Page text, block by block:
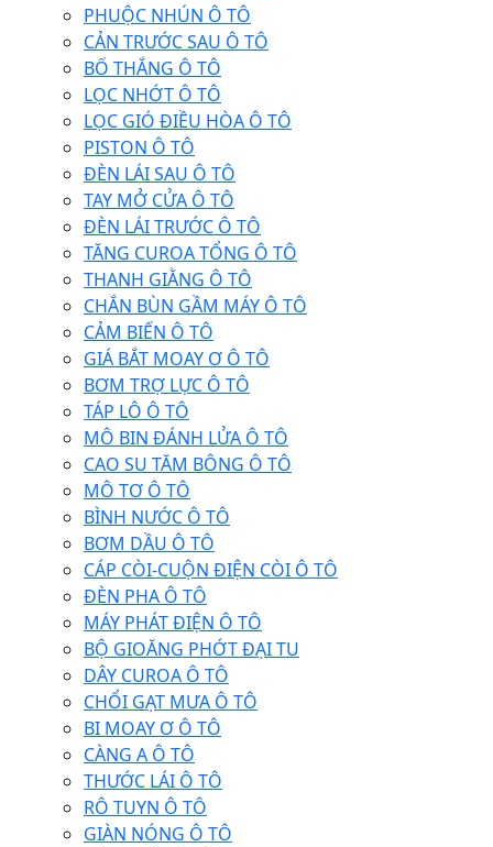
PHUỘC NHÚN Ô TÔ
CẢN TRƯỚC SAU Ô TÔ
BỐ THẮNG Ô TÔ
LỌC NHỚT Ô TÔ
LỌC GIÓ ĐIỀU HÒA Ô TÔ
PISTON Ô TÔ
ĐÈN LÁI SAU Ô TÔ
TAY MỞ CỬA Ô TÔ
ĐÈN LÁI TRƯỚC Ô TÔ
TĂNG CUROA TỔNG Ô TÔ
THANH GIẰNG Ô TÔ
CHẮN BÙN GẦM MÁY Ô TÔ
CẢM BIẾN Ô TÔ
GIÁ BẮT MOAY Ơ Ô TÔ
BƠM TRỢ LỰC Ô TÔ
TÁP LÔ Ô TÔ
MÔ BIN ĐÁNH LỬA Ô TÔ
CAO SU TĂM BÔNG Ô TÔ
MÔ TƠ Ô TÔ
BÌNH NƯỚC Ô TÔ
BƠM DẦU Ô TÔ
CÁP CÒI-CUỘN ĐIỆN CÒI Ô TÔ
ĐÈN PHA Ô TÔ
MÁY PHÁT ĐIỆN Ô TÔ
BỘ GIOĂNG PHỚT ĐẠI TU
DÂY CUROA Ô TÔ
CHỔI GẠT MƯA Ô TÔ
BI MOAY Ơ Ô TÔ
CÀNG A Ô TÔ
THƯỚC LÁI Ô TÔ
RÔ TUYN Ô TÔ
GIÀN NÓNG Ô TÔ